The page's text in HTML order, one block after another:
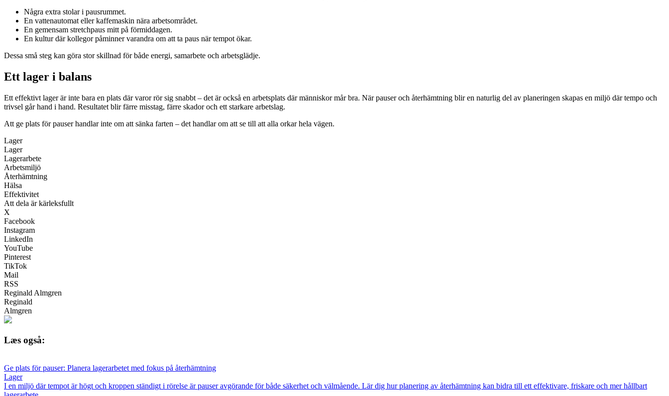
Några extra stolar i pausrummet.
En vattenautomat eller kaffemaskin nära arbetsområdet.
En gemensam stretchpaus mitt på förmiddagen.
En kultur där kollegor påminner varandra om att ta paus när tempot ökar.
Dessa små steg kan göra stor skillnad för både energi, samarbete och arbetsglädje.
Ett lager i balans
Ett effektivt lager är inte bara en plats där varor rör sig snabbt – det är också en arbetsplats där människor mår bra. När pauser och återhämtning blir en naturlig del av planeringen skapas en miljö där tempo och
trivsel går hand i hand. Resultatet blir färre misstag, färre skador och ett starkare arbetslag.
Att ge plats för pauser handlar inte om att sänka farten – det handlar om att se till att alla orkar hela vägen.
Lager
Lager
Lagerarbete
Arbetsmiljö
Återhämtning
Hälsa
Effektivitet
Att dela är kärleksfullt
X
Facebook
Instagram
LinkedIn
YouTube
Pinterest
TikTok
Mail
RSS
Reginald Almgren
Reginald
Almgren
Læs også:
Ge plats för pauser: Planera lagerarbetet med fokus på återhämtning
Lager
I en miljö där tempot är högt och kroppen ständigt i rörelse är pauser avgörande för både säkerhet och välmående. Lär dig hur planering av återhämtning kan bidra till ett effektivare, friskare och mer hållbart